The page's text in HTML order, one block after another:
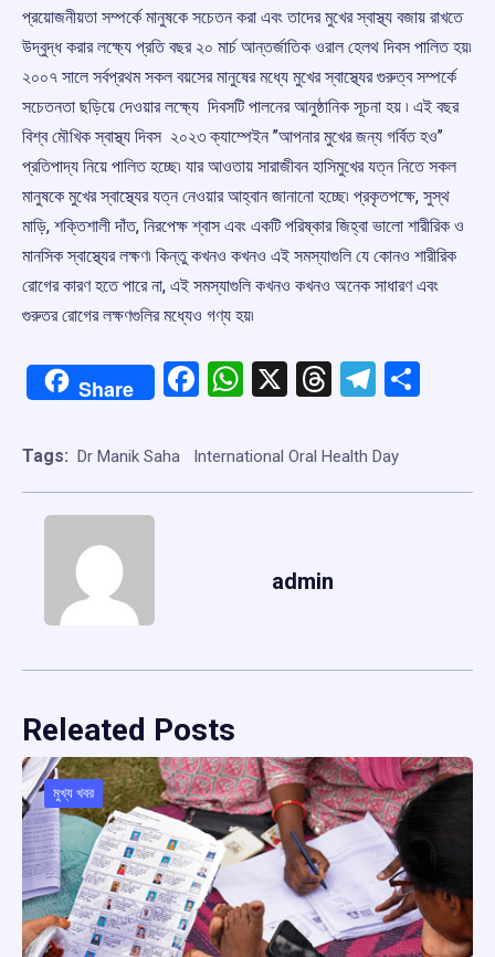
প্রয়োজনীয়তা সম্পর্কে মানুষকে সচেতন করা এবং তাদের মুখের স্বাস্থ্য বজায় রাখতে
উদ্বুদ্ধ করার লক্ষ্যে প্রতি বছর ২০ মার্চ আন্তর্জাতিক ওরাল হেলথ দিবস পালিত হয়৷
২০০৭ সালে সর্বপ্রথম সকল বয়সের মানুষের মধ্যে মুখের স্বাস্থ্যের গুরুত্ব সম্পর্কে
সচেতনতা ছড়িয়ে দেওয়ার লক্ষ্যে দিবসটি পালনের আনুষ্ঠানিক সূচনা হয় ৷ এই বছর
বিশ্ব মৌখিক স্বাস্থ্য দিবস ২০২৩ ক্যাম্পেইন ’’আপনার মুখের জন্য গর্বিত হও’’
প্রতিপাদ্য নিয়ে পালিত হচ্ছে৷ যার আওতায় সারাজীবন হাসিমুখের যত্ন নিতে সকল
মানুষকে মুখের স্বাস্থ্যের যত্ন নেওয়ার আহ্বান জানানো হচ্ছে৷ প্রকৃতপক্ষে, সুস্থ
মাড়ি, শক্তিশালী দাঁত, নিরপেক্ষ শ্বাস এবং একটি পরিষ্কার জিহ্বা ভালো শারীরিক ও
মানসিক স্বাস্থ্যের লক্ষণ৷ কিন্তু কখনও কখনও এই সমস্যাগুলি যে কোনও শারীরিক
রোগের কারণ হতে পারে না, এই সমস্যাগুলি কখনও কখনও অনেক সাধারণ এবং
গুরুতর রোগের লক্ষণগুলির মধ্যেও গণ্য হয়৷
Share Facebook
WhatsApp
X Threads
Tags: Dr Manik Saha International Oral Health Day
admin
Releated Posts
মুখ্য খবর